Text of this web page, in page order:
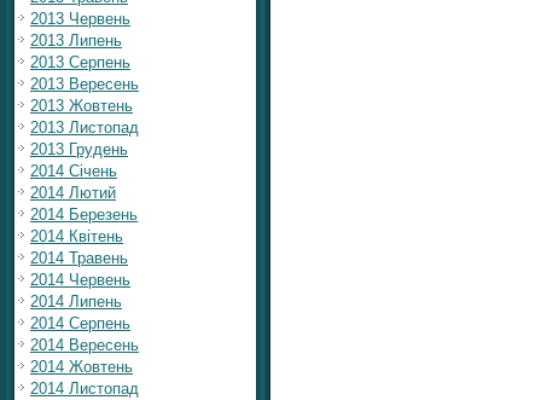
2013 Червень
2013 Липень
2013 Серпень
2013 Вересень
2013 Жовтень
2013 Листопад
2013 Грудень
2014 Січень
2014 Лютий
2014 Березень
2014 Квітень
2014 Травень
2014 Червень
2014 Липень
2014 Серпень
2014 Вересень
2014 Жовтень
2014 Листопад